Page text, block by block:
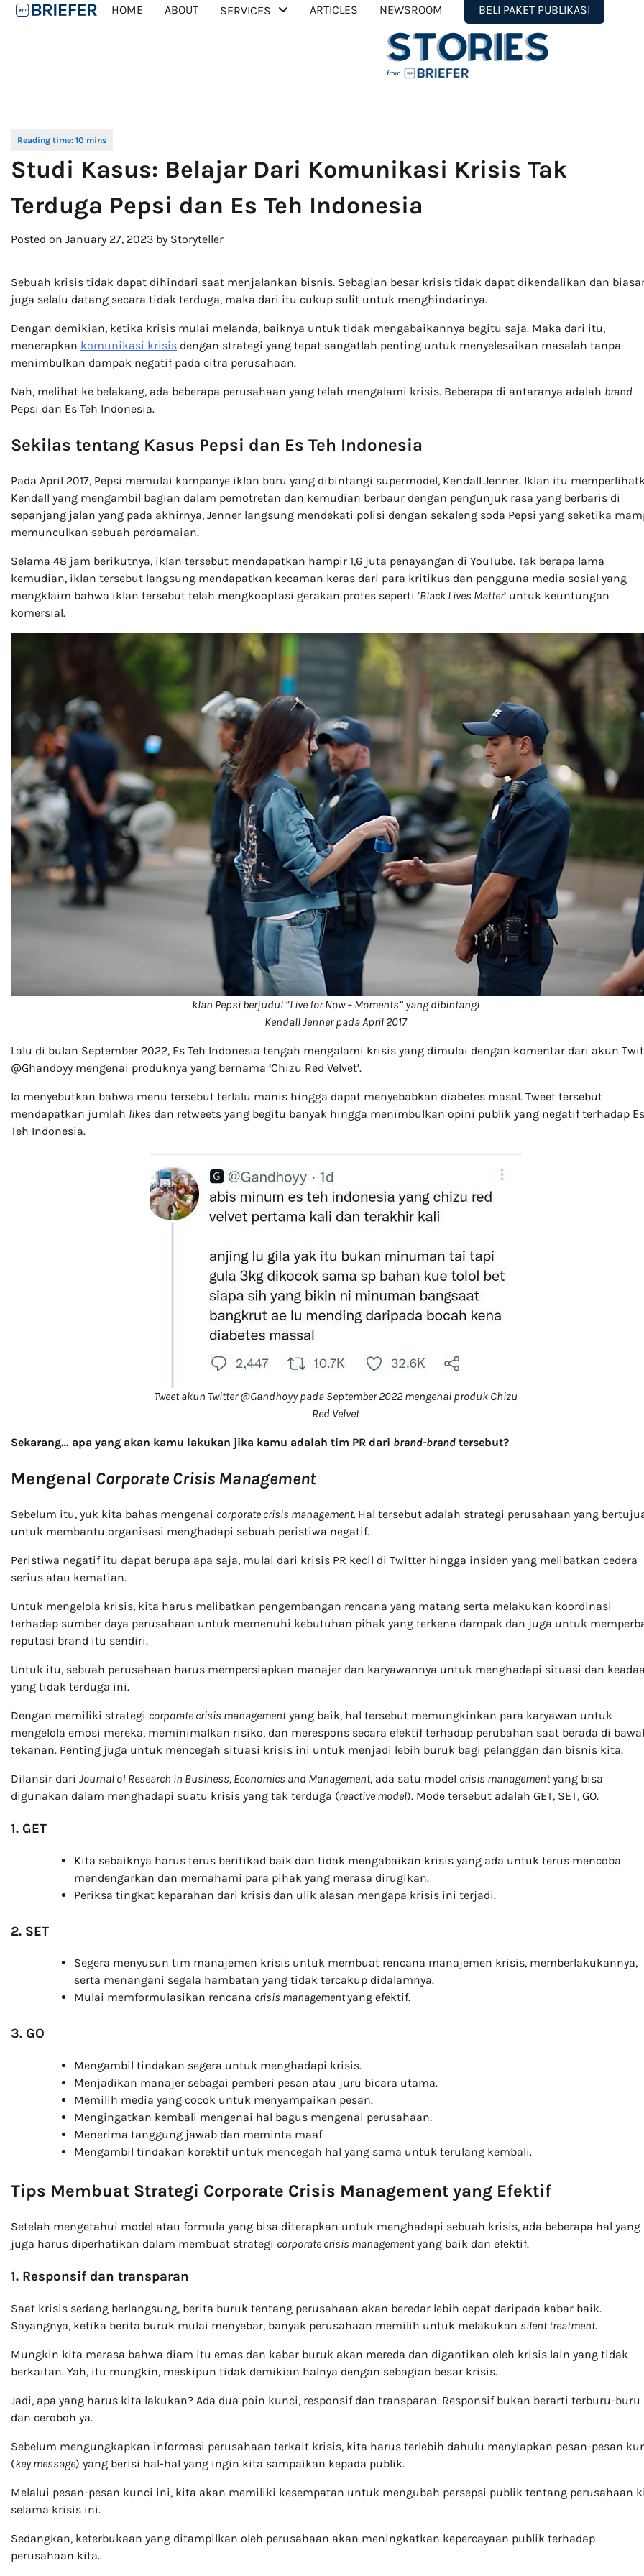
Skip
HOME ABOUT SERVICES ARTICLES NEWSROOM BELI PAKET PUBLIKASI
Studi Kasus: Belajar Dari Komunikasi Krisis Tak
Terduga Pepsi dan Es Teh Indonesia
Posted on January 27, 2023 by Storyteller
Sebuah krisis tidak dapat dihindari saat menjalankan bisnis. Sebagian besar krisis tidak dapat dikendalikan dan
juga selalu datang secara tidak terduga, maka dari itu cukup sulit untuk menghindarinya.
Dengan demikian, ketika krisis mulai melanda, baiknya untuk tidak mengabaikannya begitu saja. Maka dari itu,
menerapkan komunikasi krisis dengan strategi yang tepat sangatlah penting untuk menyelesaikan masalah tanpa
menimbulkan dampak negatif pada citra perusahaan.
Nah, melihat ke belakang, ada beberapa perusahaan yang telah mengalami krisis. Beberapa di antaranya adalah brand
Pepsi dan Es Teh Indonesia.
Sekilas tentang Kasus Pepsi dan Es Teh Indonesia
Pada April 2017, Pepsi memulai kampanye iklan baru yang dibintangi supermodel, Kendall Jenner. Iklan itu
Kendall yang mengambil bagian dalam pemotretan dan kemudian berbaur dengan pengunjuk rasa yang berbaris di
sepanjang jalan yang pada akhirnya, Jenner langsung mendekati polisi dengan sekaleng soda Pepsi yang seketika
memunculkan sebuah perdamaian.
Selama 48 jam berikutnya, iklan tersebut mendapatkan hampir 1,6 juta penayangan di YouTube. Tak berapa lama
kemudian, iklan tersebut langsung mendapatkan kecaman keras dari para kritikus dan pengguna media sosial yang
mengklaim bahwa iklan tersebut telah mengkooptasi gerakan protes seperti ‘Black Lives Matter’ untuk keuntungan
komersial.
klan Pepsi berjudul “Live for Now – Moments” yang dibintangi
Kendall Jenner pada April 2017
Lalu di bulan September 2022, Es Teh Indonesia tengah mengalami krisis yang dimulai dengan komentar dari akun
@Ghandoyy mengenai produknya yang bernama ‘Chizu Red Velvet’.
Ia menyebutkan bahwa menu tersebut terlalu manis hingga dapat menyebabkan diabetes masal. Tweet tersebut
mendapatkan jumlah likes dan retweets yang begitu banyak hingga menimbulkan opini publik yang negatif terhadap Es
Teh Indonesia.
Tweet akun Twitter @Gandhoyy pada September 2022 mengenai produk Chizu
Red Velvet
Sekarang… apa yang akan kamu lakukan jika kamu adalah tim PR dari brand-brand tersebut?
Mengenal Corporate Crisis Management
Sebelum itu, yuk kita bahas mengenai corporate crisis management. Hal tersebut adalah strategi perusahaan yang
untuk membantu organisasi menghadapi sebuah peristiwa negatif.
Peristiwa negatif itu dapat berupa apa saja, mulai dari krisis PR kecil di Twitter hingga insiden yang melibatkan cedera
serius atau kematian.
Untuk mengelola krisis, kita harus melibatkan pengembangan rencana yang matang serta melakukan koordinasi
terhadap sumber daya perusahaan untuk memenuhi kebutuhan pihak yang terkena dampak dan juga untuk
reputasi brand itu sendiri.
Untuk itu, sebuah perusahaan harus mempersiapkan manajer dan karyawannya untuk menghadapi situasi dan
yang tidak terduga ini.
Dengan memiliki strategi corporate crisis managementyang baik, hal tersebut memungkinkan para karyawan untuk
mengelola emosi mereka, meminimalkan risiko, dan merespons secara efektif terhadap perubahan saat berada di
tekanan. Penting juga untuk mencegah situasi krisis ini untuk menjadi lebih buruk bagi pelanggan dan bisnis kita.
Dilansir dari Journal of Research in Business, Economics and Management, ada satu model crisis managementyang bisa
digunakan dalam menghadapi suatu krisis yang tak terduga (reactive model). Mode tersebut adalah GET, SET, GO.
1. GET
Kita sebaiknya harus terus beritikad baik dan tidak mengabaikan krisis yang ada untuk terus mencoba
mendengarkan dan memahami para pihak yang merasa dirugikan.
Periksa tingkat keparahan dari krisis dan ulik alasan mengapa krisis ini terjadi.
2. SET
Segera menyusun tim manajemen krisis untuk membuat rencana manajemen krisis, memberlakukannya,
serta menangani segala hambatan yang tidak tercakup didalamnya.
Mulai memformulasikan rencana crisis managementyang efektif.
3. GO
Mengambil tindakan segera untuk menghadapi krisis.
Menjadikan manajer sebagai pemberi pesan atau juru bicara utama.
Memilih media yang cocok untuk menyampaikan pesan.
Mengingatkan kembali mengenai hal bagus mengenai perusahaan.
Menerima tanggung jawab dan meminta maaf
Mengambil tindakan korektif untuk mencegah hal yang sama untuk terulang kembali.
Tips Membuat Strategi Corporate Crisis Management yang Efektif
Setelah mengetahui model atau formula yang bisa diterapkan untuk menghadapi sebuah krisis, ada beberapa hal yang
juga harus diperhatikan dalam membuat strategi corporate crisis managementyang baik dan efektif.
1. Responsif dan transparan
Saat krisis sedang berlangsung, berita buruk tentang perusahaan akan beredar lebih cepat daripada kabar baik.
Sayangnya, ketika berita buruk mulai menyebar, banyak perusahaan memilih untuk melakukan silent treatment.
Mungkin kita merasa bahwa diam itu emas dan kabar buruk akan mereda dan digantikan oleh krisis lain yang tidak
berkaitan. Yah, itu mungkin, meskipun tidak demikian halnya dengan sebagian besar krisis.
Jadi, apa yang harus kita lakukan? Ada dua poin kunci, responsif dan transparan. Responsif bukan berarti terburu-buru
dan ceroboh ya.
Sebelum mengungkapkan informasi perusahaan terkait krisis, kita harus terlebih dahulu menyiapkan pesan-pesan
(key message) yang berisi hal-hal yang ingin kita sampaikan kepada publik.
Melalui pesan-pesan kunci ini, kita akan memiliki kesempatan untuk mengubah persepsi publik tentang perusahaan
selama krisis ini.
Sedangkan, keterbukaan yang ditampilkan oleh perusahaan akan meningkatkan kepercayaan publik terhadap
perusahaan kita..